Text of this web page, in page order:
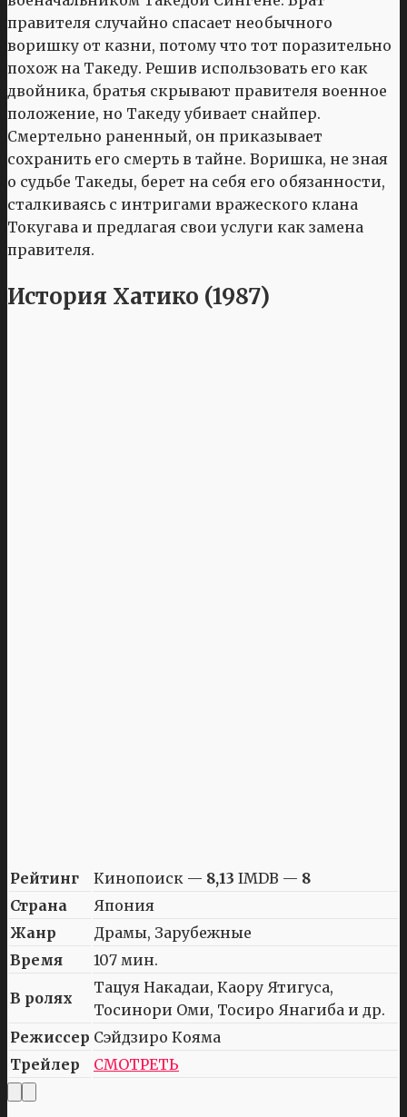
правителя случайно спасает необычного
воришку от казни, потому что тот поразительно
похож на Такеду. Решив использовать его как
двойника, братья скрывают правителя военное
положение, но Такеду убивает снайпер.
Смертельно раненный, он приказывает
сохранить его смерть в тайне. Воришка, не зная
о судьбе Такеды, берет на себя его обязанности,
сталкиваясь с интригами вражеского клана
Токугава и предлагая свои услуги как замена
правителя.
История Хатико (1987)
Рейтинг Кинопоиск — 8,13 IMDB — 8
Страна
Япония
Жанр
Драмы, Зарубежные
Время
107 мин.
В ролях
Тацуя Накадаи, Каору Ятигуса,
Тосинори Оми, Тосиро Янагиба и др.
Режиссер Сэйдзиро Кояма
Трейлер
СМОТРЕТЬ